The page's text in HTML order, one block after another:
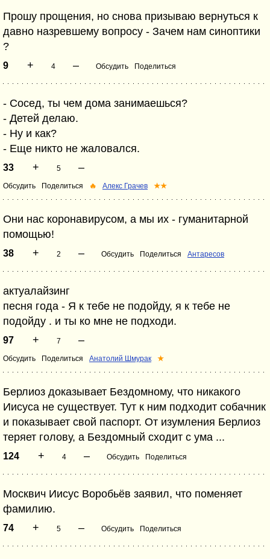
Прошу прощения, но снова призываю вернуться к
давно назревшему вопросу - Зачем нам синоптики
?
9 + 4 – Обсудить Поделиться
- Сосед, ты чем дома занимаешься?
- Детей делаю.
- Ну и как?
- Еще никто не жаловался.
33 + 5 –
Обсудить Поделиться 🔥 Алекс Грачев ★★
Они нас коронавирусом, а мы их - гуманитарной
помощью!
38 + 2 – Обсудить Поделиться Антаресов
актуалайзинг
песня года - Я к тебе не подойду, я к тебе не
подойду . и ты ко мне не подходи.
97 + 7 –
Обсудить Поделиться Анатолий Шмурак ★
Берлиоз доказывает Бездомному, что никакого
Иисуса не существует. Тут к ним подходит собачник
и показывает свой паспорт. От изумления Берлиоз
теряет голову, а Бездомный сходит с ума ...
124 + 4 – Обсудить Поделиться
Москвич Иисус Воробьёв заявил, что поменяет
фамилию.
74 + 5 – Обсудить Поделиться